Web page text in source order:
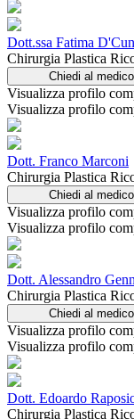
Dott.ssa Fatima
Chirurgia Plastica
Chiedi al medico
Visualizza profilo
Visualizza profilo
Dott. Franco Marconi
Chirurgia Plastica
Chiedi al medico
Visualizza profilo
Visualizza profilo
Dott. Alessandro
Chirurgia Plastica
Chiedi al medico
Visualizza profilo
Visualizza profilo
Dott. Edoardo
Chirurgia Plastica